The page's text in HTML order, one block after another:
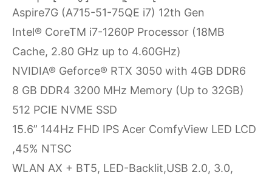
Aspire7G (A715-51-75QE i7) 12th Gen
Intel® CoreTM i7-1260P Processor (18MB
Cache, 2.80 GHz up to 4.60GHz)
NVIDIA® Geforce® RTX 3050 with 4GB DDR6
8 GB DDR4 3200 MHz Memory (Up to 32GB)
512 PCIE NVME SSD
15.6” 144Hz FHD IPS Acer ComfyView LED LCD
,45% NTSC
WLAN AX + BT5, LED-Backlit,USB 2.0, 3.0,